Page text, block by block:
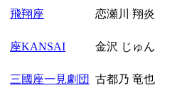
飛翔座 恋瀬川 翔炎
座KANSAI 金沢 じゅん
三國座一見劇団 古都乃 竜也